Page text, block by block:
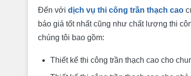
Đến với dịch vụ thi công trần thạch cao
báo giá tốt nhất cũng như chất lượng thi
chúng tôi bao gồm:
Thiết kế thi công trần thạch cao cho